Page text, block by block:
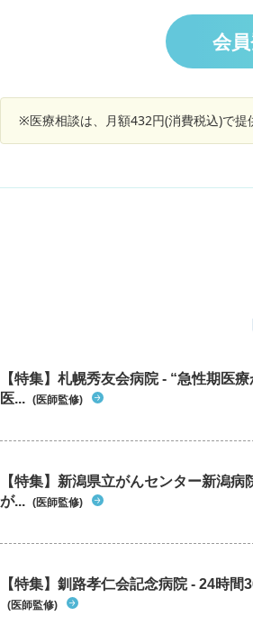
いように感じました。 現状、何も変わっ
なければ問題ないでしょうか？ またこの
況で症状が出るとしたら、どんなことです
が4回ほどあったと思います。 当時はま
年生くらいで、あまり気にも止めてなか
すが、今になって、有鉤条虫や他の寄生
感染が心配になりました。 ここ1年ほど
の情報もありますが、不安です。 ここ数
を受けた際には問題はなかったですが、
会
※医療相談は、月額432円(消費税込)で
【特集】札幌秀友会病院 - “急性期医
医... (医師監修)
【特集】新潟県立がんセンター新潟
が... (医師監修)
【特集】釧路孝仁会記念病院 - 24時
(医師監修)